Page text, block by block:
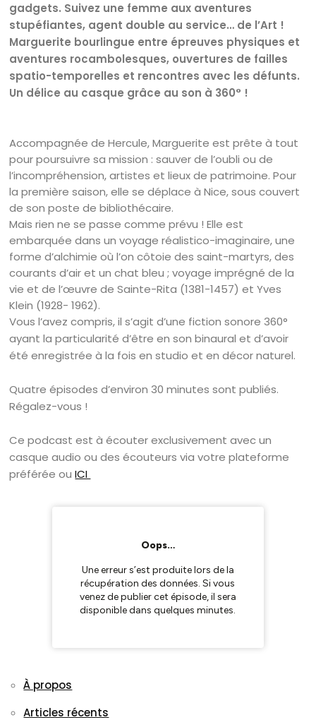
gadgets. Suivez une femme aux aventures
stupéfiantes, agent double au service… de l’Art !
Marguerite bourlingue entre épreuves physiques et
aventures rocambolesques, ouvertures de failles
spatio-temporelles et rencontres avec les défunts.
Un délice au casque grâce au son à 360° !
Accompagnée de Hercule, Marguerite est prête à tout
pour poursuivre sa mission : sauver de l’oubli ou de
l’incompréhension, artistes et lieux de patrimoine. Pour
la première saison, elle se déplace à Nice, sous couvert
de son poste de bibliothécaire.
Mais rien ne se passe comme prévu ! Elle est
embarquée dans un voyage réalistico-imaginaire, une
forme d’alchimie où l’on côtoie des saint-martyrs, des
courants d’air et un chat bleu ; voyage imprégné de la
vie et de l’œuvre de Sainte-Rita (1381-1457) et Yves
Klein (1928- 1962).
Vous l’avez compris, il s’agit d’une fiction sonore 360°
ayant la particularité d’être en son binaural et d’avoir
été enregistrée à la fois en studio et en décor naturel.
Quatre épisodes d’environ 30 minutes sont publiés.
Régalez-vous !
Ce podcast est à écouter exclusivement avec un
casque audio ou des écouteurs via votre plateforme
préférée ouICI
À propos
Articles récents